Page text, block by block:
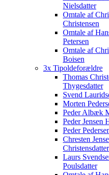
Nielsdatter
Omtale af
Christensen
Omtale af
Petersen
Omtale af
Boisen
3x Tipoldeforældre
Thomas
Thygesdatter
Svend
Morten
Peder Albæk
Peder Jensen
Peder
Chresten
Christensdatter
Laurs
Poulsdatter